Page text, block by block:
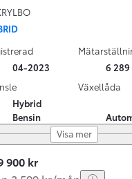
324 900 kr
3 194 kr/mån
C-HR
& LADDHYBRID
04-2023
6
Hybrid
Bensin
Växellåda
Visa mer
900 kr